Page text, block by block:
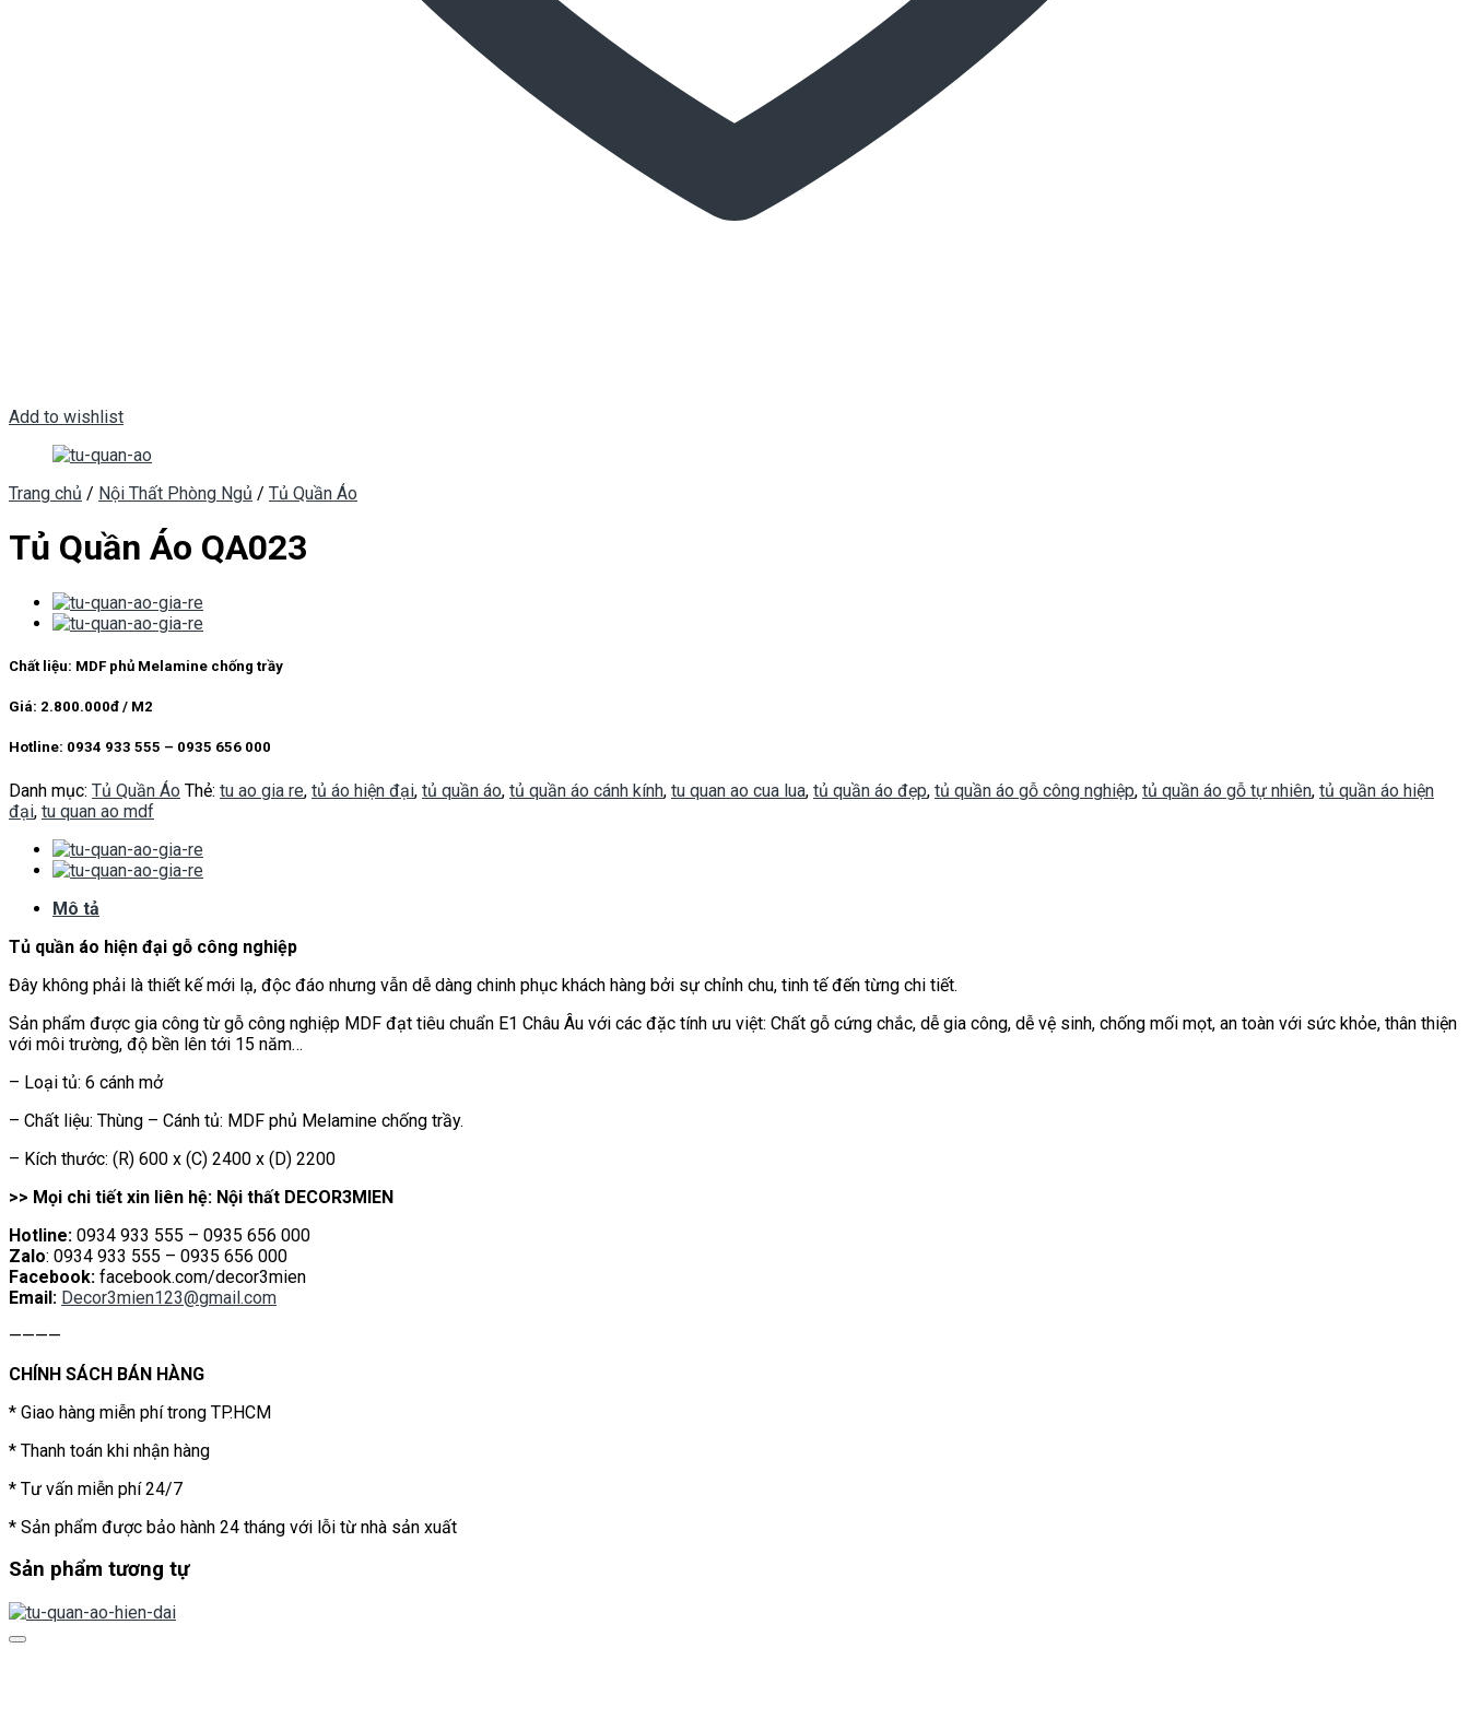
Add to wishlist
Trang chủ / Nội Thất Phòng Ngủ / Tủ Quần Áo
Tủ Quần Áo QA023
Chất liệu: MDF phủ Melamine chống trầy
Giá: 2.800.000đ / M2
Hotline: 0934 933 555 – 0935 656 000
Danh mục: Tủ Quần Áo Thẻ: tu ao gia re, tủ áo hiện đại, tủ quần áo, tủ quần áo cánh kính, tu quan ao cua lua, tủ quần áo đẹp, tủ quần áo gỗ công nghiệp, tủ quần áo gỗ tự nhiên, tủ quần áo hiện
đại, tu quan ao mdf
Mô tả
Tủ quần áo hiện đại gỗ công nghiệp
Đây không phải là thiết kế mới lạ, độc đáo nhưng vẫn dễ dàng chinh phục khách hàng bởi sự chỉnh chu, tinh tế đến từng chi tiết.
Sản phẩm được gia công từ gỗ công nghiệp MDF đạt tiêu chuẩn E1 Châu Âu với các đặc tính ưu việt: Chất gỗ cứng chắc, dễ gia công, dễ vệ sinh, chống mối mọt, an toàn với sức khỏe, thân thiện
với môi trường, độ bền lên tới 15 năm…
– Loại tủ: 6 cánh mở
– Chất liệu: Thùng – Cánh tủ: MDF phủ Melamine chống trầy.
– Kích thước: (R) 600 x (C) 2400 x (D) 2200
>> Mọi chi tiết xin liên hệ: Nội thất DECOR3MIEN
Hotline: 0934 933 555 – 0935 656 000
Zalo: 0934 933 555 – 0935 656 000
Facebook: facebook.com/decor3mien
Email: Decor3mien123@gmail.com
————
CHÍNH SÁCH BÁN HÀNG
* Giao hàng miễn phí trong TP.HCM
* Thanh toán khi nhận hàng
* Tư vấn miễn phí 24/7
* Sản phẩm được bảo hành 24 tháng với lỗi từ nhà sản xuất
Sản phẩm tương tự